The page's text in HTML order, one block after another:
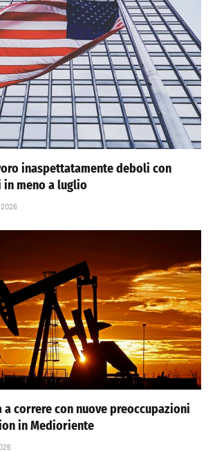
inaspettatamente deboli con
meno a luglio
correre con nuove preoccupazioni
in Medioriente